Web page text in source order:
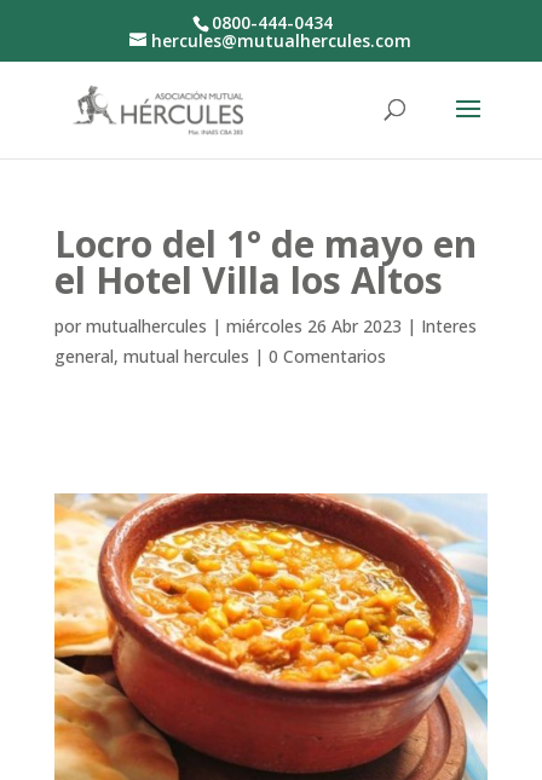
0800-444-0434
hercules@mutualhercules.com
Locro del 1° de mayo en
el Hotel Villa los Altos
por mutualhercules | miércoles 26 Abr 2023 | Interes
general, mutual hercules | 0 Comentarios